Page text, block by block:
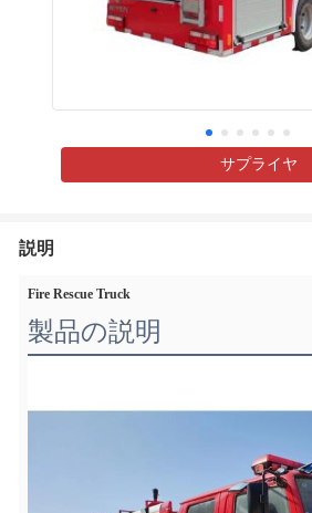
サプライヤ
説明
Fire Rescue Truck
製品の説明